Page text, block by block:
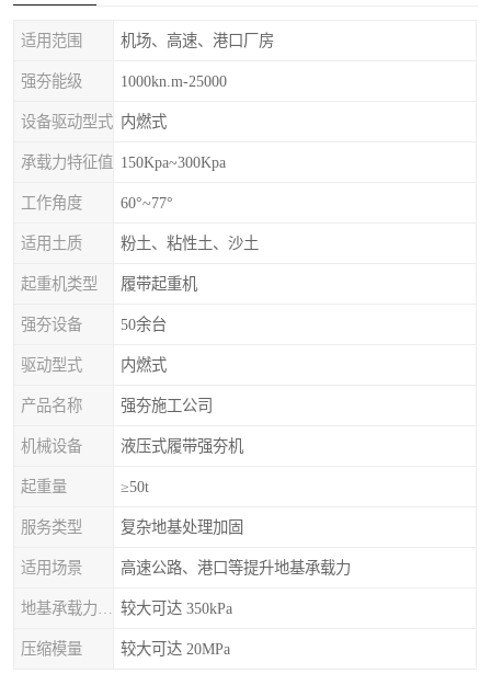
适用范围 机场、高速、港口厂房
强夯能级 1000kn.m-25000
设备驱动型式 内燃式
承载力特征值 150Kpa~300Kpa
工作角度 60°~77°
适用土质 粉土、粘性土、沙土
起重机类型 履带起重机
强夯设备 50余台
驱动型式 内燃式
产品名称 强夯施工公司
机械设备 液压式履带强夯机
起重量 ≥50t
服务类型 复杂地基处理加固
适用场景 高速公路、港口等提升地基承载力
较大可达 350kPa
压缩模量 较大可达 20MPa